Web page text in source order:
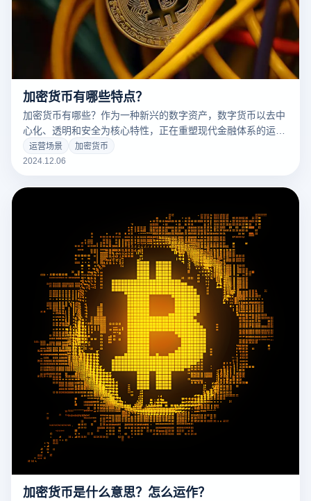
加密货币有哪些特点？
加密货币有哪些？作为一种新兴的数字资产，数字货币以去中
心化、透明和安全为核心特性，正在重塑现代金融体系的运行
模式。不同于传统货币，数字货币依托区块链技术，通过加密
算法保障交易安全，同时提供更高的隐私保护和跨境交易便捷
泛关注。
运营场景
加密货币
2024.12.06
加密货币是什么意思？怎么运作？